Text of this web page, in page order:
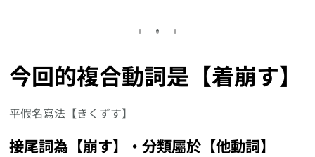
今回的複合動詞是【着崩す】
平假名寫法【きくずす】
接尾詞為【崩す】‧分類屬於【他動詞】